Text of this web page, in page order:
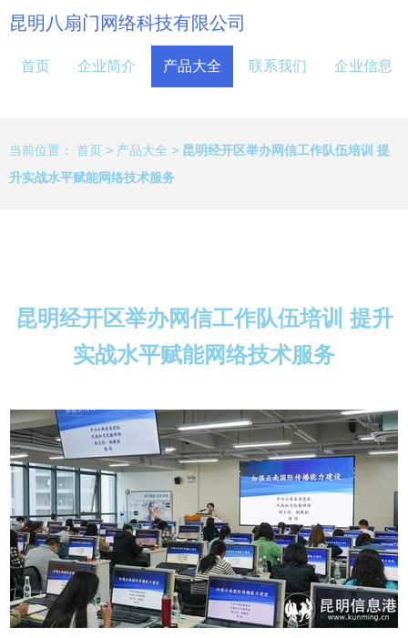
昆明八扇门网络科技有限公司
首页 企业简介 产品大全 联系我们 企业信息
当前位置： 首页 > 产品大全 > 昆明经开区举办网信工作队伍培训 提
升实战水平赋能网络技术服务
昆明经开区举办网信工作队伍培训 提升
实战水平赋能网络技术服务